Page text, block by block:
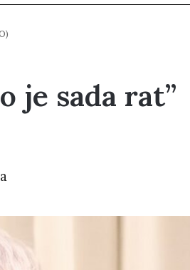
je sada rat”